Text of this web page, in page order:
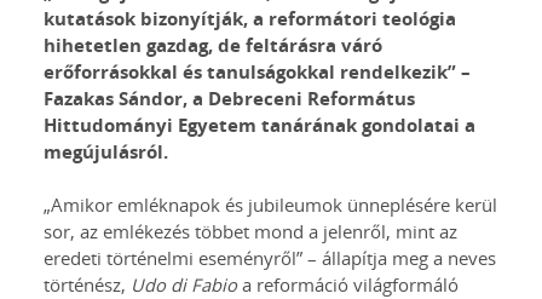
kutatások bizonyítják, a reformátori teológia
hihetetlen gazdag, de feltárásra váró
erőforrásokkal és tanulságokkal rendelkezik” –
Fazakas Sándor, a Debreceni Református
Hittudományi Egyetem tanárának gondolatai a
megújulásról.
„Amikor emléknapok és jubileumok ünneplésére kerül
sor, az emlékezés többet mond a jelenről, mint az
eredeti történelmi eseményről” – állapítja meg a neves
történész, Udo di Fabioa reformáció világformáló